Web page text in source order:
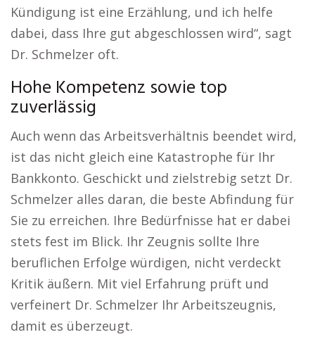
Kündigung ist eine Erzählung, und ich helfe
dabei, dass Ihre gut abgeschlossen wird“, sagt
Dr. Schmelzer oft.
Hohe Kompetenz sowie top
zuverlässig
Auch wenn das Arbeitsverhältnis beendet wird,
ist das nicht gleich eine Katastrophe für Ihr
Bankkonto. Geschickt und zielstrebig setzt Dr.
Schmelzer alles daran, die beste Abfindung für
Sie zu erreichen. Ihre Bedürfnisse hat er dabei
stets fest im Blick. Ihr Zeugnis sollte Ihre
beruflichen Erfolge würdigen, nicht verdeckt
Kritik äußern. Mit viel Erfahrung prüft und
verfeinert Dr. Schmelzer Ihr Arbeitszeugnis,
damit es überzeugt.